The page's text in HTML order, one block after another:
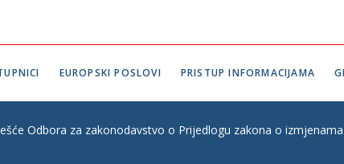
EUROPSKI POSLOVI PRISTUP INFORMACIJAMA
Odbora za zakonodavstvo o Prijedlogu zakona o